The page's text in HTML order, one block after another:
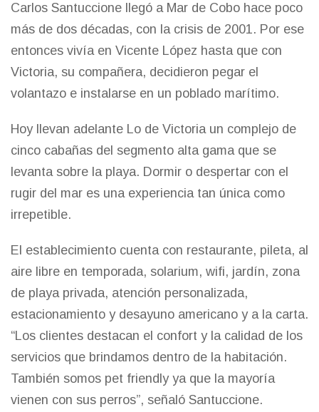
Carlos Santuccione llegó a Mar de Cobo hace poco
más de dos décadas, con la crisis de 2001. Por ese
entonces vivía en Vicente López hasta que con
Victoria, su compañera, decidieron pegar el
volantazo e instalarse en un poblado marítimo.
Hoy llevan adelante Lo de Victoria un complejo de
cinco cabañas del segmento alta gama que se
levanta sobre la playa. Dormir o despertar con el
rugir del mar es una experiencia tan única como
irrepetible.
El establecimiento cuenta con restaurante, pileta, al
aire libre en temporada, solarium, wifi, jardín, zona
de playa privada, atención personalizada,
estacionamiento y desayuno americano y a la carta.
“Los clientes destacan el confort y la calidad de los
servicios que brindamos dentro de la habitación.
También somos pet friendly ya que la mayoría
vienen con sus perros”, señaló Santuccione.